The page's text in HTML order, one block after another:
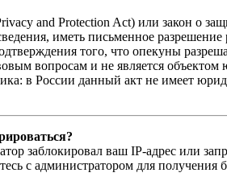
and Protection Act) или закон о
иметь письменное
того, что опекуны
вопросам и не является
в России данный акт не имеет
заблокировал ваш IP-адрес или
с администратором для получения